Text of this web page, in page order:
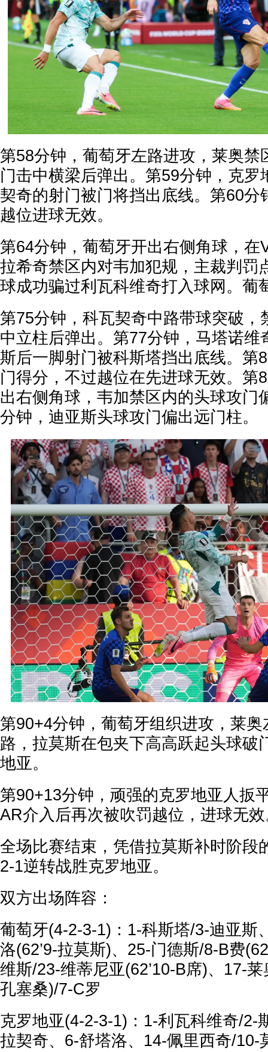
第58分钟，葡萄牙左路进攻，莱奥禁
门击中横梁后弹出。第59分钟，克罗
契奇的射门被门将挡出底线。第60分
越位进球无效。
第64分钟，葡萄牙开出右侧角球，在
拉希奇禁区内对韦加犯规，主裁判罚
球成功骗过利瓦科维奇打入球网。葡
第75分钟，科瓦契奇中路带球突破，
中立柱后弹出。第77分钟，马塔诺维
斯后一脚射门被科斯塔挡出底线。第
门得分，不过越位在先进球无效。第
出右侧角球，韦加禁区内的头球攻门
分钟，迪亚斯头球攻门偏出远门柱。
第90+4分钟，葡萄牙组织进攻，莱
路，拉莫斯在包夹下高高跃起头球破
地亚。
第90+13分钟，顽强的克罗地亚人扳
AR介入后再次被吹罚越位，进球无
全场比赛结束，凭借拉莫斯补时阶段
2-1逆转战胜克罗地亚。
双方出场阵容：
葡萄牙(4-2-3-1)：1-科斯塔/3-迪亚斯
洛(62’9-拉莫斯)、25-门德斯/8-B费
维斯/23-维蒂尼亚(62’10-B席)、17-莱
孔塞桑)/7-C罗
克罗地亚(4-2-3-1)：1-利瓦科维奇/2-
拉契奇、6-舒塔洛、14-佩里西奇/10-